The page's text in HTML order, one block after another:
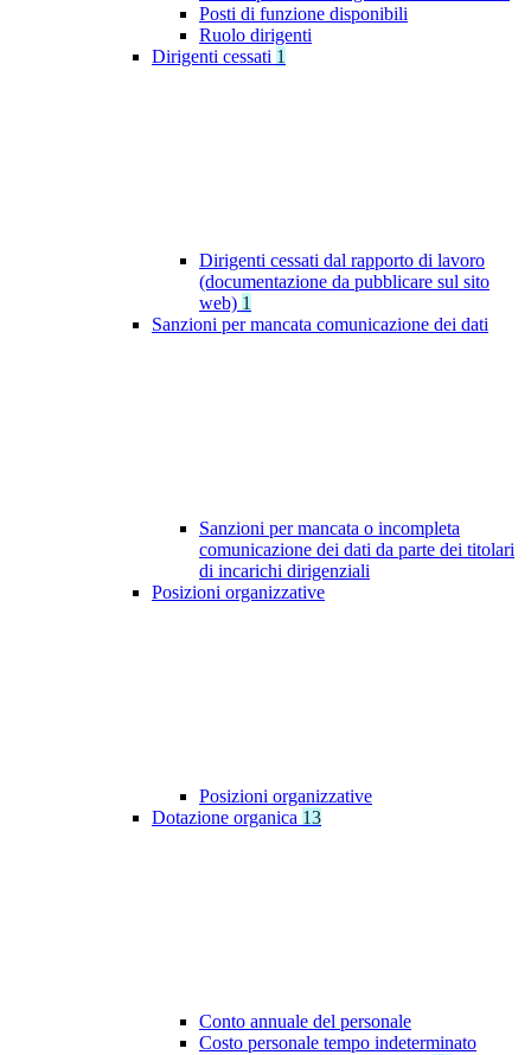
Posti di funzione disponibili
Ruolo dirigenti
Dirigenti cessati 1
Dirigenti cessati dal rapporto di lavoro
(documentazione da pubblicare sul sito
web) 1
Sanzioni per mancata comunicazione dei dati
Sanzioni per mancata o incompleta
comunicazione dei dati da parte dei titolari
di incarichi dirigenziali
Posizioni organizzative
Posizioni organizzative
Dotazione organica 13
Conto annuale del personale
Costo personale tempo indeterminato